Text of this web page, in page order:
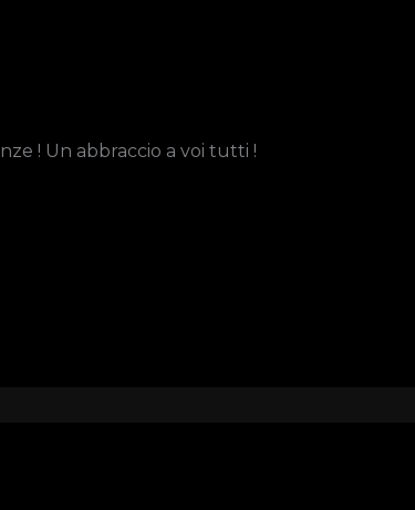
! Un abbraccio a voi tutti !